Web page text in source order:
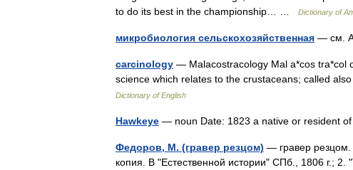
to do its best in the championship… …
Dictionary of
микробиология сельскохозяйственная — см.
carcinology — Malacostracology Mal a*cos tra*col
science which relates to the crustaceans; called
Dictionary of English
Hawkeye — noun Date: 1823 a native or resident
Федоров, М. (гравер резцом) — гравер
копия. В "Естественной истории" СПб., 1806 г.;